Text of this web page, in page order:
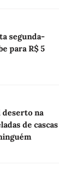
segunda-
para R$ 5
deserto na
de cascas